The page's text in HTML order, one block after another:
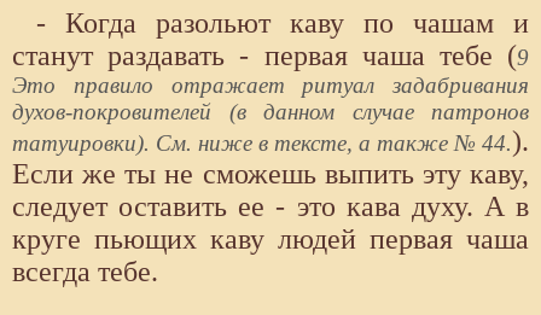
- Когда разольют каву по чашам и
станут раздавать - первая чаша тебе (9
Это правило отражает ритуал задабривания
духов-покровителей (в данном случае патронов
татуировки). См. ниже в тексте, а также № 44.).
Если же ты не сможешь выпить эту каву,
следует оставить ее - это кава духу. А в
круге пьющих каву людей первая чаша
всегда тебе.